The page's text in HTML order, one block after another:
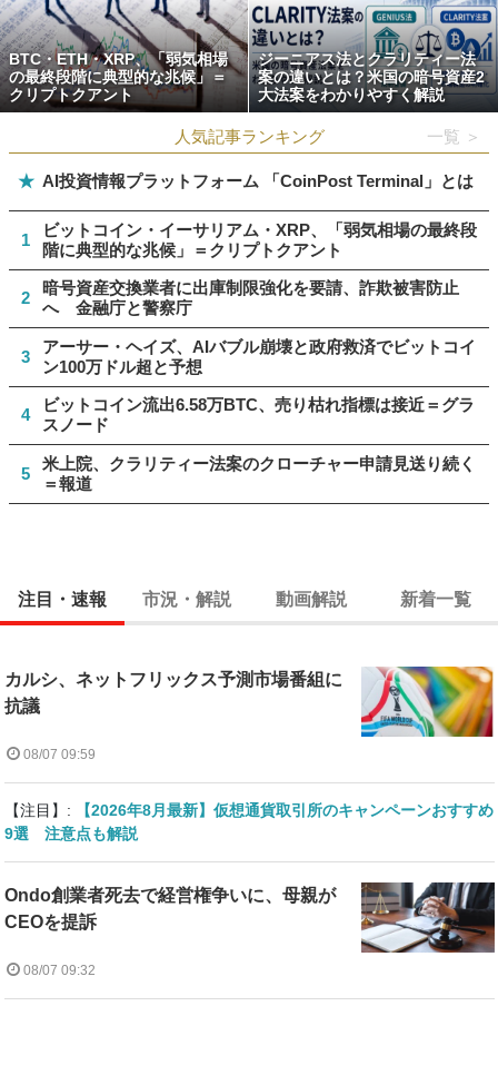
BTC・ETH・XRP、「弱気相場
の最終段階に典型的な兆候」＝
クリプトクアント
ジーニアス法とクラリティー法
案の違いとは？米国の暗号資産2
大法案をわかりやすく解説
人気記事ランキング 一覧 ＞
★ AI投資情報プラットフォーム 「CoinPost Terminal」とは
1
ビットコイン・イーサリアム・XRP、「弱気相場の最終段
階に典型的な兆候」＝クリプトクアント
2
暗号資産交換業者に出庫制限強化を要請、詐欺被害防止
へ 金融庁と警察庁
3
アーサー・ヘイズ、AIバブル崩壊と政府救済でビットコイ
ン100万ドル超と予想
4
ビットコイン流出6.58万BTC、売り枯れ指標は接近＝グラ
スノード
5
米上院、クラリティー法案のクローチャー申請見送り続く
＝報道
注目・速報 市況・解説 動画解説 新着一覧
カルシ、ネットフリックス予測市場番組に
抗議
08/07 09:59
【注目】:
【2026年8月最新】仮想通貨取引所のキャンペーンおすすめ
9選 注意点も解説
Ondo創業者死去で経営権争いに、母親が
CEOを提訴
08/07 09:32